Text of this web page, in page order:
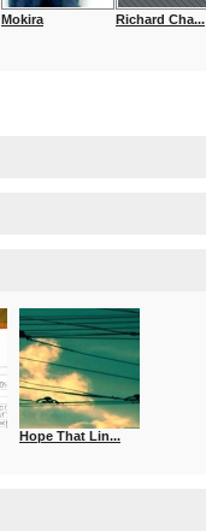
Mokira Richard Cha...
Hope That Lin...